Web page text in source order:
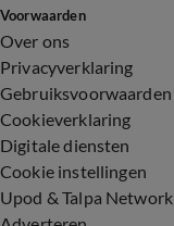
Voorwaarden
Over ons
Privacyverklaring
Gebruiksvoorwaarden
Cookieverklaring
Digitale diensten
Cookie instellingen
Upod & Talpa Network